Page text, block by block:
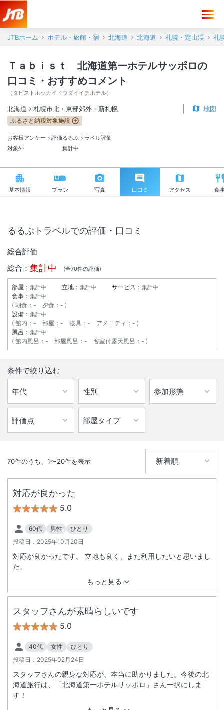
JTBホーム ホテル・旅館・宿 北海道 北海道 札幌・定山渓 札
Ｔａｂｉｓｔ 北海道第一ホテルサッポロの
口コミ・おすすめコメント
（ タビストホッカイドウダイイチホテル）
北海道 札幌市北・東部郊外・新札幌 地図
ふるさと納税対象施設
お客様アンケート評価
対象外
るるぶトラベル評価
集計中
基本情報 プラン 写真 口コミ アクセス 食
札幌駅から３駅目の地下鉄北２４条駅４番出口より徒歩０分。北海道大
学や石狩方面へのアクセス良好。コンビニ隣、空港連絡バス乗り場下車
チェックイン
15:00/ OUT チェック
10:00
駐車場あり
るるぶトラベルでの評価・口コミ
総合評価
総合： 集計中 (全70件の評価)
部屋： 集計中 立地： 集計中 サービス： 集計中
食事： 集計中
朝食 ： - 夕食 ： -
設備： 集計中
館内 ： - 部屋 ： - 寝具 ： - アメニティ ： -
風呂： 集計中
館内風呂 ： - 部屋風呂 ： - 客室付露天風呂 ： -
条件で絞り込む
70件のうち、 1〜20件を表示
対応が良かった
5.0
60代 男性
ひとり
投稿日： 2025年10月20日
もっと見る
対応が良かったです。 立地も良く、また利用したいと思いまし
た。
スタッフさんが素晴らしいです
5.0
40代 女性
ひとり
投稿日： 2025年02月24日
スタッフさんの親身な対応が、本当に助かりました。今後の北
海道旅行は、「北海道第一ホテルサッポロ」さん一択にしま
す！